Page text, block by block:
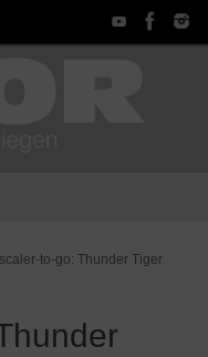
to-go: Thunder Tiger